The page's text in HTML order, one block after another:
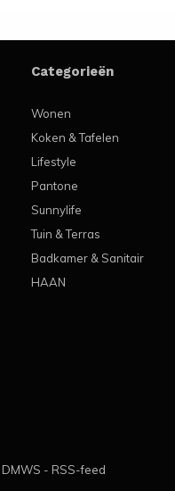
Categorieën
Wonen
Koken & Tafelen
Lifestyle
Pantone
Sunnylife
Tuin & Terras
Badkamer & Sanitair
HAAN
DMWS - RSS-feed